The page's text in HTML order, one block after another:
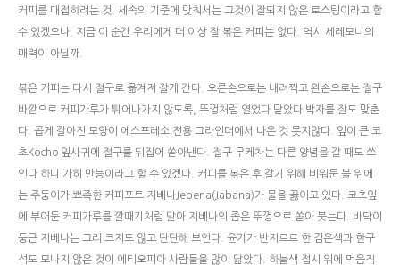
커피를 대접하려는 것. 세속의 기준에 맞춰서는 그것이 잘되지 않은 로스팅이라고 할
수 있겠으나, 지금 이 순간 우리에게 더 이상 잘 볶은 커피는 없다. 역시 세레모니의
매력이 아닐까.
볶은 커피는 다시 절구로 옮겨져 잘게 간다. 오른손으로는 내려찍고 왼손으로는 절구
바깥으로 커피가루가 튀어나가지 않도록, 뚜껑처럼 열었다 닫았다 박자를 잘도 맞춘
다. 곱게 갈아진 모양이 에스프레소 전용 그라인더에서 나온 것 못지않다. 잎이 큰 코
초Kocho 잎사귀에 절구를 뒤집어 쏟아낸다. 절구 무케차는 다른 양념을 갈 때도 쓰
인다 하니 가히 만능이라고 할 수 있겠다. 커피를 볶은 후 갈기 위해 비워둔 불 위에
는 주둥이가 뾰족한 커피포트 지베나Jebena(Jabana)가 물을 끓이고 있다. 코초잎
에 부어둔 커피가루를 깔때기처럼 말아 지베나의 좁은 뚜껑으로 쏟아 붓는다. 바닥이
둥근 지베나는 그리 크지도 않고 단단해 보인다. 윤기가 반지르르 한 검은색과 한구
석도 모나지 않은 것이 에티오피아 사람들을 많이 닮았다. 하늘색 접시 위에 먹음직